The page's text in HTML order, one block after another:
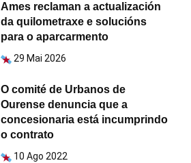
Ames reclaman a actualización
da quilometraxe e solucións
para o aparcarmento
29 Mai 2026
O comité de Urbanos de
Ourense denuncia que a
concesionaria está incumprindo
o contrato
10 Ago 2022